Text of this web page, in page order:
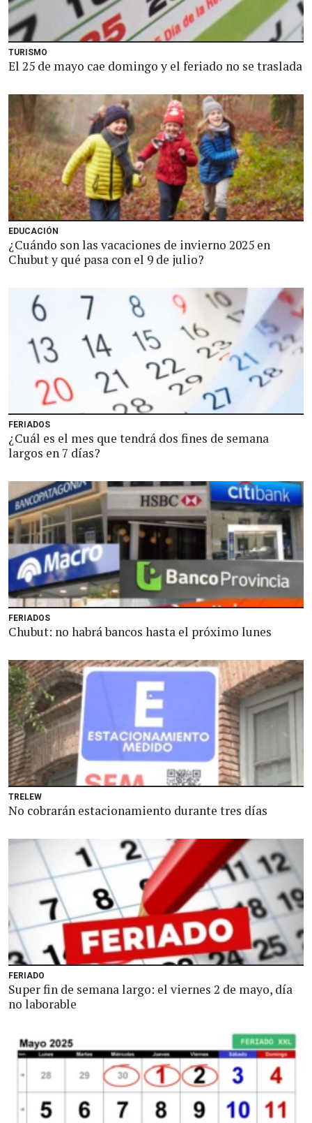
TURISMO
El 25 de mayo cae domingo y el feriado no se traslada
EDUCACIÓN
¿Cuándo son las vacaciones de invierno 2025 en
Chubut y qué pasa con el 9 de julio?
FERIADOS
¿Cuál es el mes que tendrá dos fines de semana
largos en 7 días?
FERIADOS
Chubut: no habrá bancos hasta el próximo lunes
TRELEW
No cobrarán estacionamiento durante tres días
FERIADO
Super fin de semana largo: el viernes 2 de mayo, día
no laborable